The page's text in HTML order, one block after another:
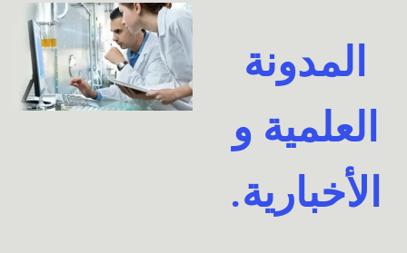
المدونة
العلمية و
الأخبارية.